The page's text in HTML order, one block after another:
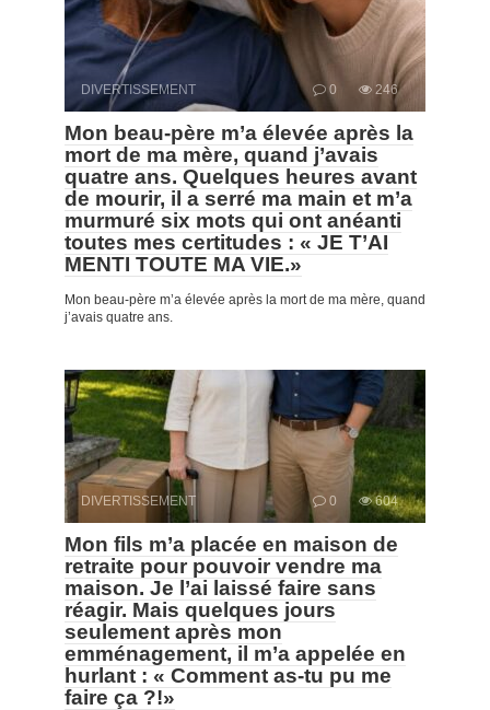
DIVERTISSEMENT 0 246
Mon beau-père m’a élevée après la
mort de ma mère, quand j’avais
quatre ans. Quelques heures avant
de mourir, il a serré ma main et m’a
murmuré six mots qui ont anéanti
toutes mes certitudes : « JE T’AI
MENTI TOUTE MA VIE.»
Mon beau-père m’a élevée après la mort de ma mère, quand
j’avais quatre ans.
DIVERTISSEMENT 0 604
Mon fils m’a placée en maison de
retraite pour pouvoir vendre ma
maison. Je l’ai laissé faire sans
réagir. Mais quelques jours
seulement après mon
emménagement, il m’a appelée en
hurlant : « Comment as-tu pu me
faire ça ?!»